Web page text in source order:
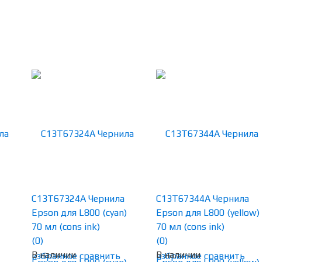
избранное сравнить
C13T67324A Чернила
Epson для L800 (cyan)
70 мл (cons ink)
(0)
В наличии
избранное сравнить
C13T67344A Чернила
Epson для L800 (yellow)
70 мл (cons ink)
(0)
В наличии